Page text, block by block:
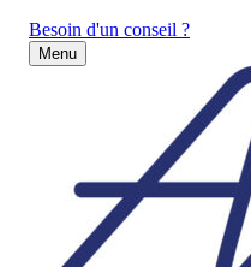
Besoin d'un conseil ?
Menu